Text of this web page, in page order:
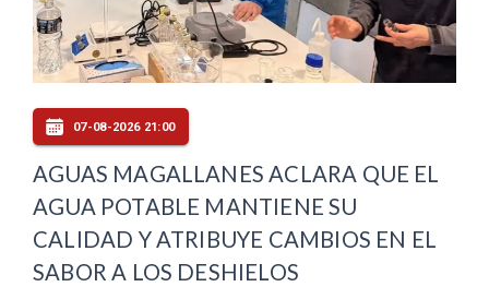
07-08-2026 21:00
AGUAS MAGALLANES ACLARA QUE EL
AGUA POTABLE MANTIENE SU
CALIDAD Y ATRIBUYE CAMBIOS EN EL
SABOR A LOS DESHIELOS